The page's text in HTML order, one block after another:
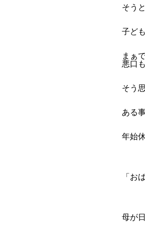
そう
子ど
まぁ
悪口
そう
ある
年始
「お
母が